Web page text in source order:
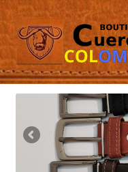
Ir
a
la
navegación
Ir
al
contenido
Inicio
Masculino
Femenino